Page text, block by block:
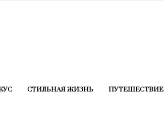
СТИЛЬНАЯ ЖИЗНЬ ПУТЕШЕСТВИЕ